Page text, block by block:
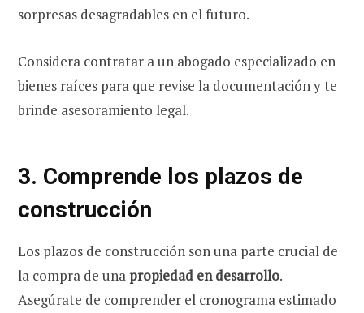
sorpresas desagradables en el futuro.
Considera contratar a un abogado especializado en
bienes raíces para que revise la documentación y te
brinde asesoramiento legal.
3. Comprende los plazos de
construcción
Los plazos de construcción son una parte crucial de
la compra de una propiedad en desarrollo.
Asegúrate de comprender el cronograma estimado